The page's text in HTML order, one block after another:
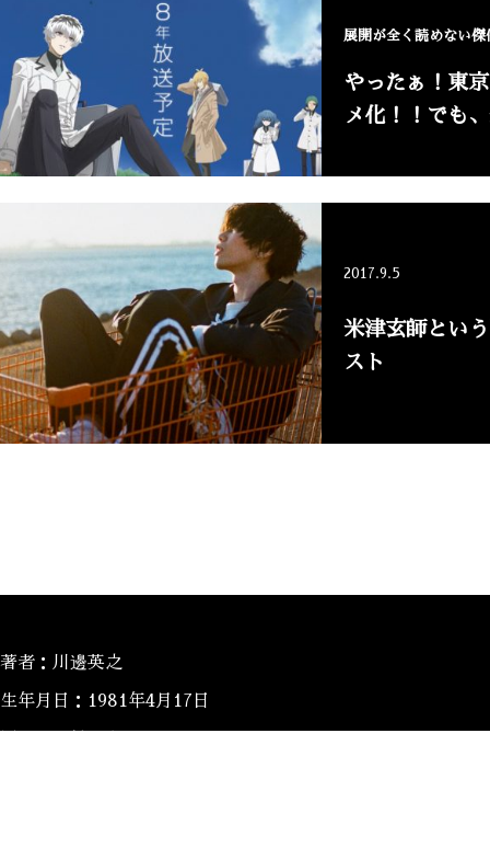
展開が全く読めない
やったぁ！東
メ化！！でも
2017.9.5
米津玄師とい
スト
著者：川邊英之
生年月日：1981年4月17日